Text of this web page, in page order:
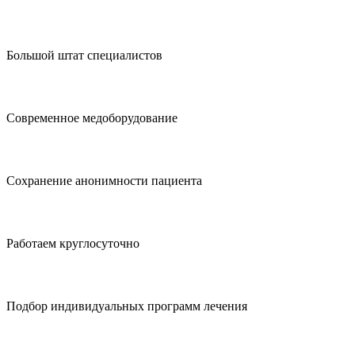
Большой штат специалистов
Современное медоборудование
Сохранение анонимности пациента
Работаем круглосуточно
Подбор индивидуальных программ лечения